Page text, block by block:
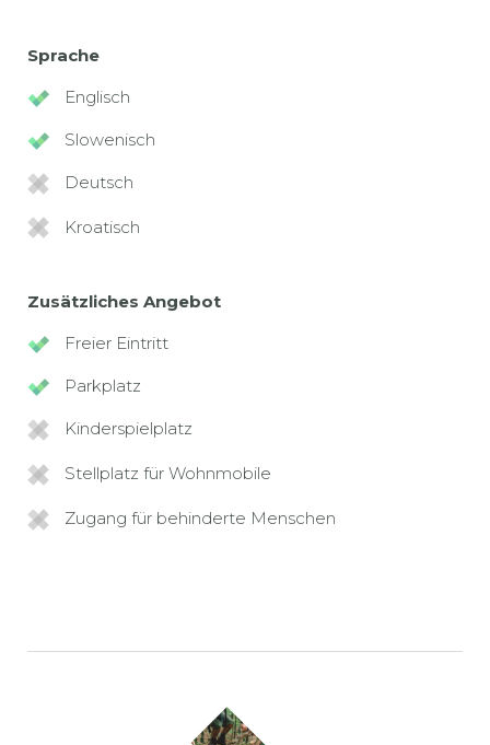
Sprache
Englisch
Slowenisch
Deutsch
Kroatisch
Zusätzliches Angebot
Freier Eintritt
Parkplatz
Kinderspielplatz
Stellplatz für Wohnmobile
Zugang für behinderte Menschen